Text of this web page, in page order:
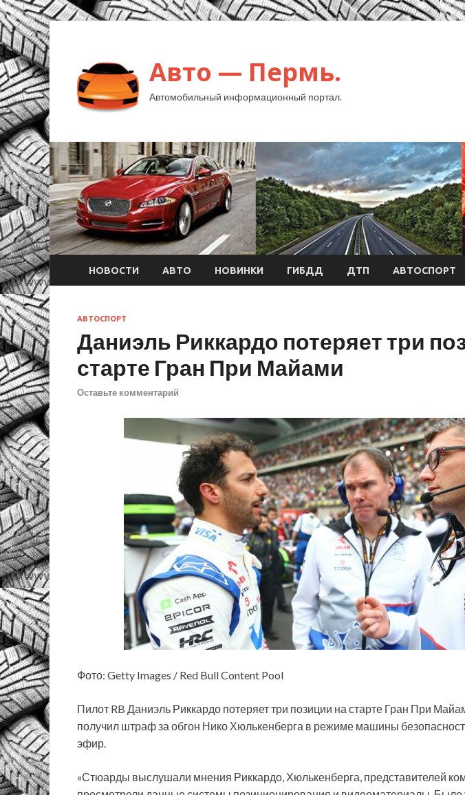
Авто — Пермь.
Автомобильный информационный портал.
НОВОСТИ АВТО НОВИНКИ ГИБДД ДТП АВТОСПОРТ
АВТОСПОРТ
Даниэль Риккардо потеряет три
старте Гран При Майами
Оставьте комментарий
Фото: Getty Images / Red Bull Content Pool
Пилот RB Даниэль Риккардо потеряет три позиции на старте Гран При
получил штраф за обгон Нико Хюлькенберга в режиме машины
эфир.
«Стюарды выслушали мнения Риккардо, Хюлькенберга, представителей